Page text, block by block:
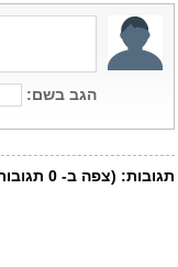
הגב בשם:
תגובות: (צפה ב- 0